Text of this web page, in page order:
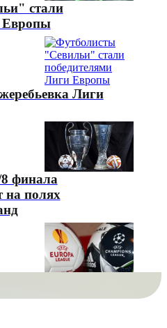
стали
Европы
Лиги
финала
на полях